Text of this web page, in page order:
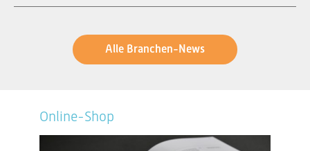
Alle Branchen-News
Online-Shop